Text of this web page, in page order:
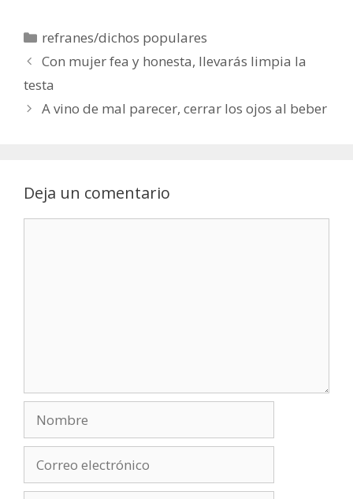
Categorías
refranes/dichos populares
Con mujer fea y honesta, llevarás limpia la
testa
A vino de mal parecer, cerrar los ojos al beber
Deja un comentario
electrónico